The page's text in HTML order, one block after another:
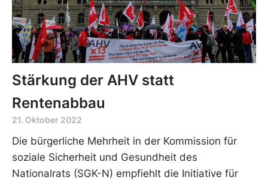
Stärkung der AHV statt
Rentenabbau
21. Oktober 2022
Die bürgerliche Mehrheit in der Kommission für
soziale Sicherheit und Gesundheit des
Nationalrats (SGK-N) empfiehlt die Initiative für